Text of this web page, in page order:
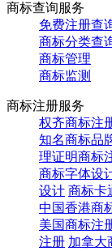
商标查询服务
免费注册查
商标分类查
商标管理
商标监测
商标注册服务
权齐商标注
知名商标品
理证明商标
商标字体设
设计 商标卡
中国香港商
美国商标注
注册 加拿大